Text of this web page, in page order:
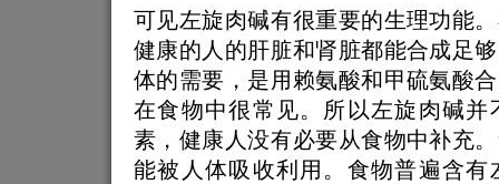
可见左旋肉碱有很重要的生理功能
健康的人的肝脏和肾脏都能合成足
体的需要，是用赖氨酸和甲硫氨酸
在食物中很常见。所以左旋肉碱并
素，健康人没有必要从食物中补充
能被人体吸收利用。食物普遍含有